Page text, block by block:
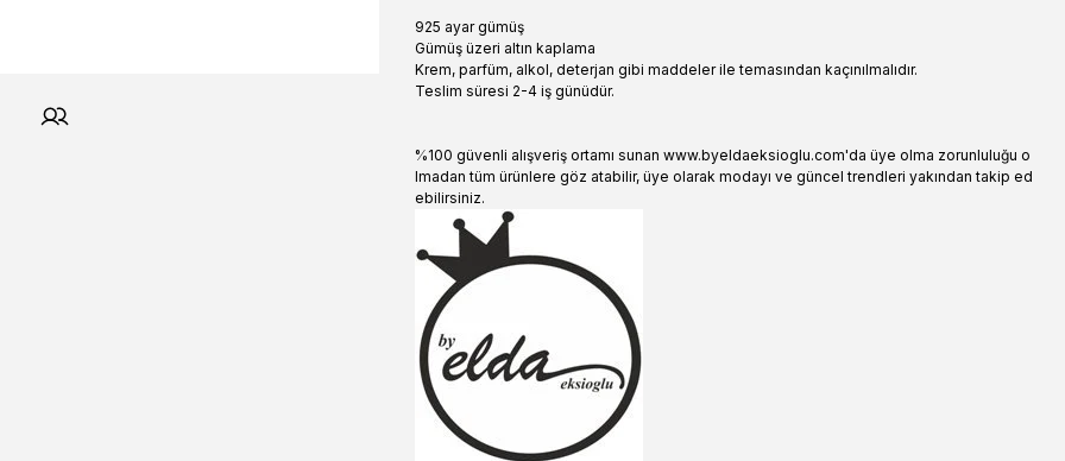
925 ayar gümüş
Gümüş üzeri altın kaplama
Krem, parfüm, alkol, deterjan gibi maddeler ile temasından kaçınılmalıdır.
Teslim süresi 2-4 iş günüdür.
%100 güvenli alışveriş ortamı sunan www.byeldaeksioglu.com'da üye olma zorunluluğu o
lmadan tüm ürünlere göz atabilir, üye olarak modayı ve güncel trendleri yakından takip ed
ebilirsiniz.